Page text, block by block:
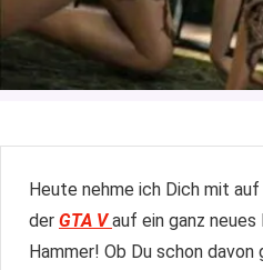
Heute nehme ich Dich mit
der GTA Vauf ein ganz
Hammer! Ob Du schon